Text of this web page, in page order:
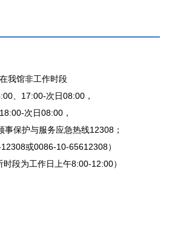
我馆非工作时段
、17:00-次日08:00，
次日08:00，
保护与服务应急热线12308；
或0086-10-65612308）
段为工作日上午8:00-12:00）